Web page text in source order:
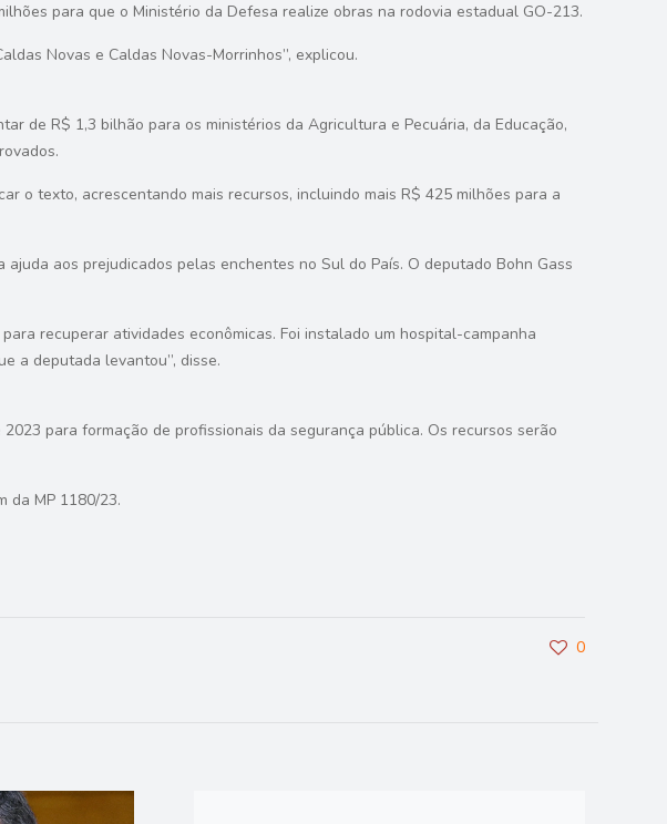
para que o Ministério da Defesa realize obras na rodovia estadual GO-213.
Novas e Caldas Novas-Morrinhos”, explicou.
de R$ 1,3 bilhão para os ministérios da Agricultura e Pecuária, da Educação,
o texto, acrescentando mais recursos, incluindo mais R$ 425 milhões para a
aos prejudicados pelas enchentes no Sul do País. O deputado Bohn Gass
recuperar atividades econômicas. Foi instalado um hospital-campanha
a deputada levantou”, disse.
para formação de profissionais da segurança pública. Os recursos serão
da MP 1180/23.
0